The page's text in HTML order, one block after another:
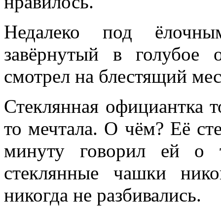
Недалеко под
завёрнутый в голубое
смотрел на блестящий
Стеклянная официантка
то мечтала. О чём? Её
минуту говорил ей о
стеклянные чашки
никогда не разбивались.